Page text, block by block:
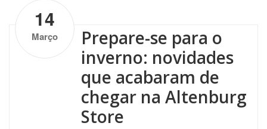
14
Março
Altenburg | No Comments
Prepare-se para o
inverno: novidades
que acabaram de
chegar na Altenburg
Store